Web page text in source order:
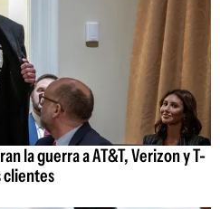
la guerra a AT&T, Verizon y T-
clientes